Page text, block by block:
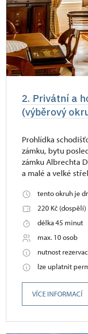
2. Privátní a
(výběrový
Prohlídka
zámku, bytu
zámku Albrechta
a malé a velké
tento okruh je
220 Kč (dospělí)
délka 45 minut
max. 10 osob
nutnost
lze uplatnit
VÍCE INFORMACÍ